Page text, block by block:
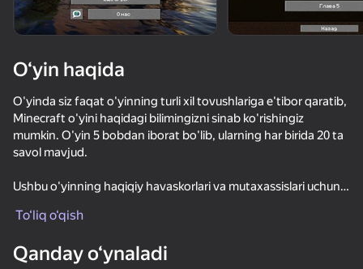
O‘yin haqida
O'yinda siz faqat o'yinning turli xil tovushlariga e'tibor qaratib,
Minecraft o'yini haqidagi bilimingizni sinab ko'rishingiz
mumkin. O'yin 5 bobdan iborat bo'lib, ularning har birida 20 ta
savol mavjud.
Ushbu o'yinning haqiqiy havaskorlari va mutaxassislari uchun
ko'rishingiz mumkin bo'lgan ko'plab testlar qo'shiladi.
To‘liq o‘qish
Qanday o‘ynaladi